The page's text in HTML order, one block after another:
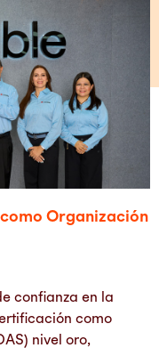
Organización
confianza en la
como
nivel oro,